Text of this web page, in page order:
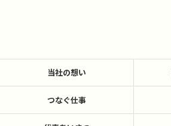
当社の想い
つなぐ仕事